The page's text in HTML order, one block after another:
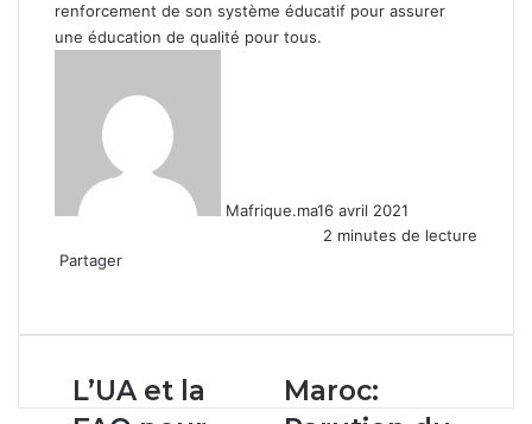
renforcement de son système éducatif pour assurer
une éducation de qualité pour tous.
Mafrique.ma16 avril 2021
2 minutes de lecture
Partager
email
L’UA
et
L’UA et la
Maroc:
Parution
Maroc: